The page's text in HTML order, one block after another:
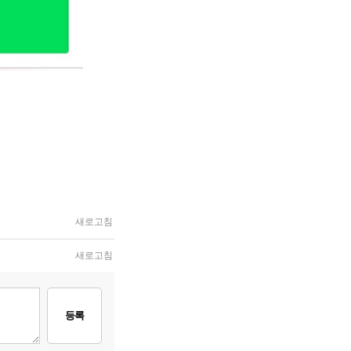
새로고침
새로고침
등록